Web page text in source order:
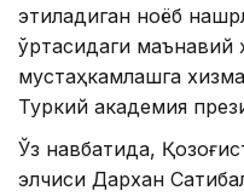
этиладиган ноёб
ўртасидаги маънавий
мустаҳкамлашга
Туркий академия
Ўз навбатида,
элчиси Дархан